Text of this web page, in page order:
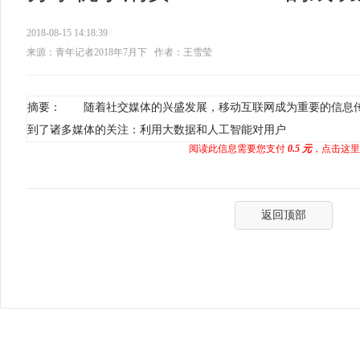
2018-08-15 14:18:39
来源：青年记者2018年7月下
作者：王雪莹
摘要： 随着社交媒体的兴盛发展，移动互联网成为重要的信息
到了诸多媒体的关注：利用大数据和人工智能对用户
阅读此信息需要您支付 0.5 元，点击这
返回顶部